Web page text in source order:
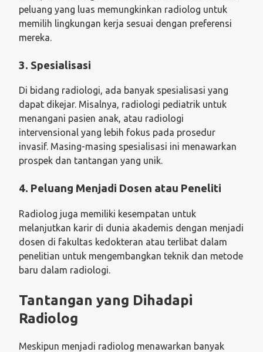
peluang yang luas memungkinkan radiolog untuk
memilih lingkungan kerja sesuai dengan preferensi
mereka.
3. Spesialisasi
Di bidang radiologi, ada banyak spesialisasi yang
dapat dikejar. Misalnya, radiologi pediatrik untuk
menangani pasien anak, atau radiologi
intervensional yang lebih fokus pada prosedur
invasif. Masing-masing spesialisasi ini menawarkan
prospek dan tantangan yang unik.
4. Peluang Menjadi Dosen atau Peneliti
Radiolog juga memiliki kesempatan untuk
melanjutkan karir di dunia akademis dengan menjadi
dosen di fakultas kedokteran atau terlibat dalam
penelitian untuk mengembangkan teknik dan metode
baru dalam radiologi.
Tantangan yang Dihadapi
Radiolog
Meskipun menjadi radiolog menawarkan banyak